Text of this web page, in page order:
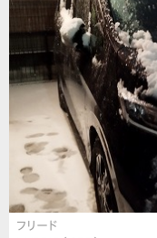
フリード